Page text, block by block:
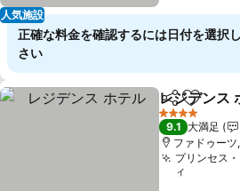
人気施設
正確な料金を確認するには日付を選択
さい
シェアお気に
レジデンス
4 ホテルのランク
9.1 大満足
ファドゥー
プリンセス
ィ